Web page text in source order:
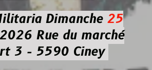
Dimanche 25
Rue du marché
3 - 5590 Ciney